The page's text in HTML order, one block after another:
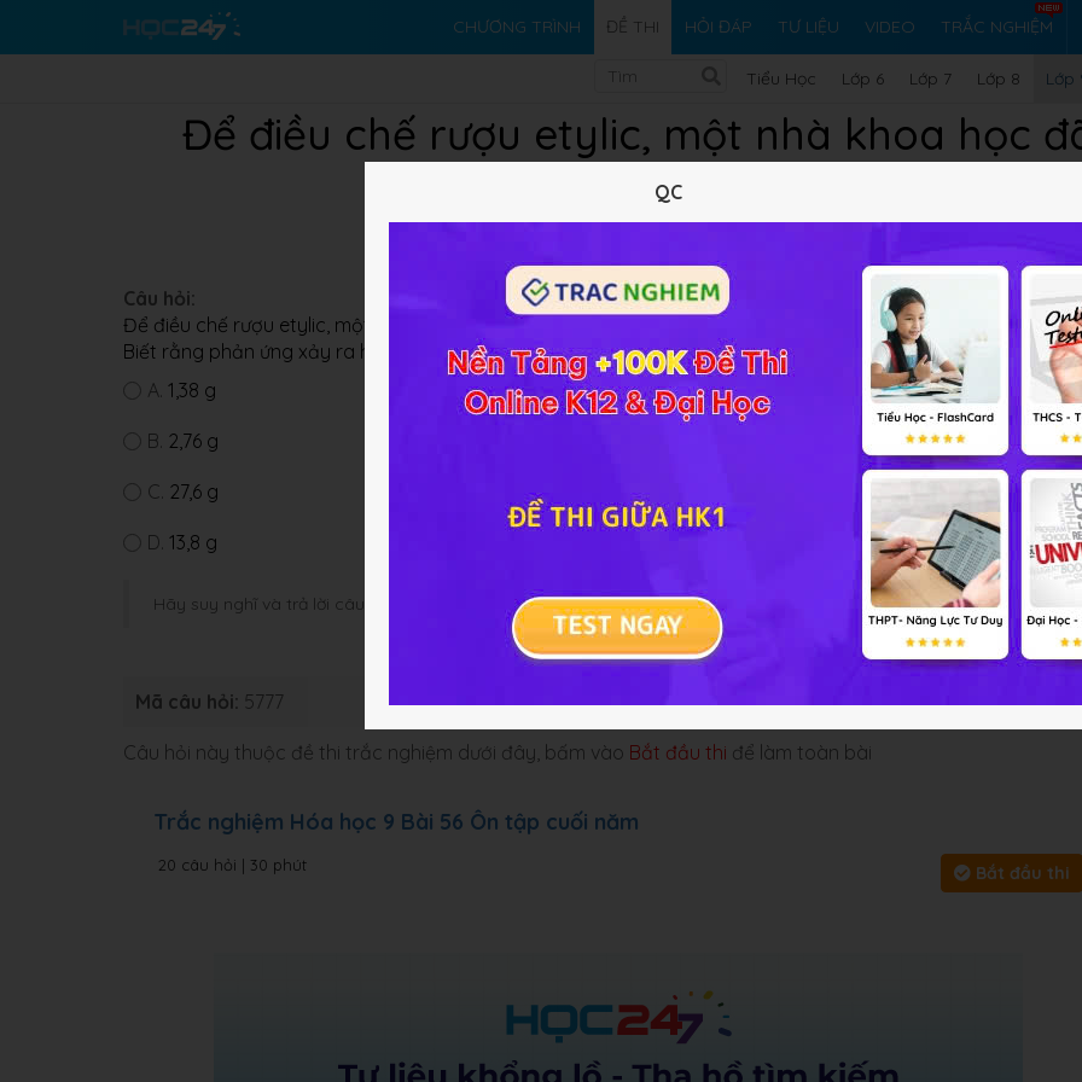
CHƯƠNG TRÌNH ĐỀ THI HỎI ĐÁP TƯ LIỆU VIDEO TRẮC NGHIỆM
Tiểu Học Lớp 6 Lớp 7 Lớp 8 Lớp
Để điều chế rượu etylic, một nhà khoa học
Câu hỏi:
Để điều chế rượu etylic, một nhà khoa học đã cho lên men 54g glucozơ và tiến hành thí nghiệm tại 30 0 – 320
Biết rằng phản ứng xảy ra hoàn toàn. Do đó, khối lượng rượu etylic thu được là:
A. 1,38 g
B. 2,76 g
C. 27,6 g
D. 13,8 g
Hãy suy nghĩ và trả lời câu hỏi trước khi HOC247 cung cấp đáp án và lời giải
Mã câu hỏi: 5777 Loại bài: Bài tập Chủ đề : Môn học: Hóa
Câu hỏi này thuộc đề thi trắc nghiệm dưới đây, bấm vào Bắt đầu thi để làm toàn bài
Trắc nghiệm Hóa học 9 Bài 56 Ôn tập cuối năm
20 câu hỏi | 30 phút Bắt đầu thi
QC